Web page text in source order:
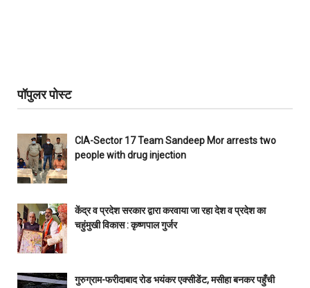
पॉपुलर पोस्ट
CIA-Sector 17 Team Sandeep Mor arrests two
people with drug injection
केंद्र व प्रदेश सरकार द्वारा करवाया जा रहा देश व प्रदेश का
चहुंमुखी विकास : कृष्णपाल गुर्जर
गुरुग्राम-फरीदाबाद रोड भयंकर एक्सीडेंट, मसीहा बनकर पहुँची